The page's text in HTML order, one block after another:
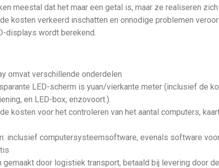
meestal dat het maar een getal is, maar ze realiseren
kosten verkeerd inschatten en onnodige problemen
displays wordt berekend.
omvat verschillende onderdelen
LED-scherm is yuan/vierkante meter (inclusief de
en LED-box, enzovoort.).
kosten voor het controleren van het aantal computers,
inclusief computersysteemsoftware, evenals software
door logistiek transport, betaald bij levering door de